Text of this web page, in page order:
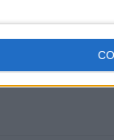
após a última
do herói